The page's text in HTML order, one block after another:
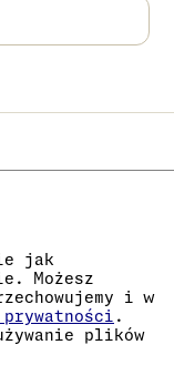
jak
Możesz
i w
.
plików
Sądu
rejestracyjnego
VAT to